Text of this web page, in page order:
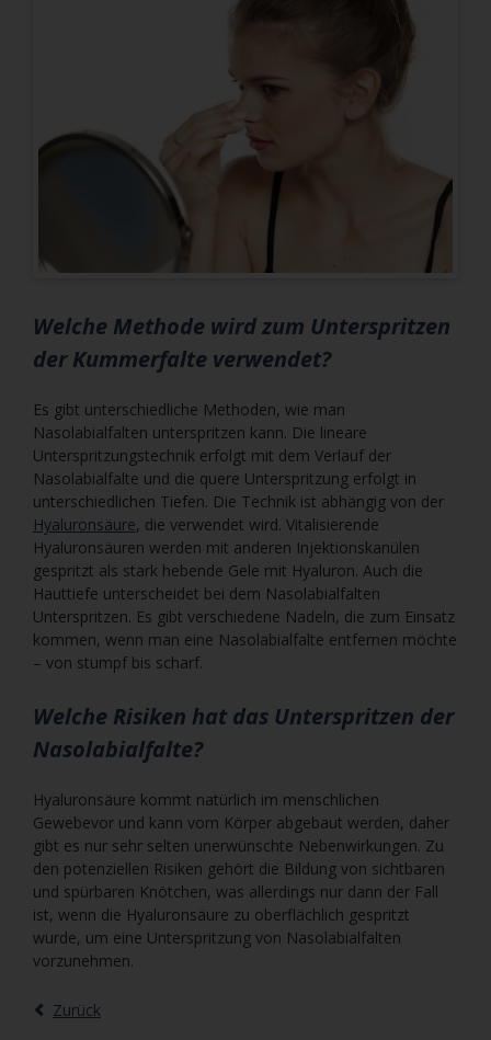
Welche Methode wird zum Unterspritzen
der Kummerfalte verwendet?
Es gibt unterschiedliche Methoden, wie man
Nasolabialfalten unterspritzen kann. Die lineare
Unterspritzungstechnik erfolgt mit dem Verlauf der
Nasolabialfalte und die quere Unterspritzung erfolgt in
unterschiedlichen Tiefen. Die Technik ist abhängig von der
Hyaluronsäure, die verwendet wird. Vitalisierende
Hyaluronsäuren werden mit anderen Injektionskanülen
gespritzt als stark hebende Gele mit Hyaluron. Auch die
Hauttiefe unterscheidet bei dem Nasolabialfalten
Unterspritzen. Es gibt verschiedene Nadeln, die zum Einsatz
kommen, wenn man eine Nasolabialfalte entfernen möchte
– von stumpf bis scharf.
Welche Risiken hat das Unterspritzen der
Nasolabialfalte?
Hyaluronsäure kommt natürlich im menschlichen
Gewebevor und kann vom Körper abgebaut werden, daher
gibt es nur sehr selten unerwünschte Nebenwirkungen. Zu
den potenziellen Risiken gehört die Bildung von sichtbaren
und spürbaren Knötchen, was allerdings nur dann der Fall
ist, wenn die Hyaluronsäure zu oberflächlich gespritzt
wurde, um eine Unterspritzung von Nasolabialfalten
vorzunehmen.
Zurück